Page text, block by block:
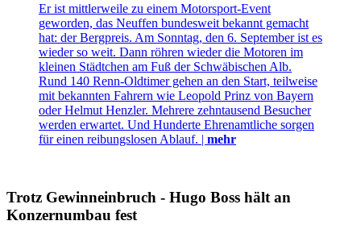
Er ist mittlerweile zu einem Motorsport-Event
geworden, das Neuffen bundesweit bekannt gemacht
hat: der Bergpreis. Am Sonntag, den 6. September ist es
wieder so weit. Dann röhren wieder die Motoren im
kleinen Städtchen am Fuß der Schwäbischen Alb.
Rund 140 Renn-Oldtimer gehen an den Start, teilweise
mit bekannten Fahrern wie Leopold Prinz von Bayern
oder Helmut Henzler. Mehrere zehntausend Besucher
werden erwartet. Und Hunderte Ehrenamtliche sorgen
für einen reibungslosen Ablauf. | mehr
Trotz Gewinneinbruch - Hugo Boss hält an
Konzernumbau fest